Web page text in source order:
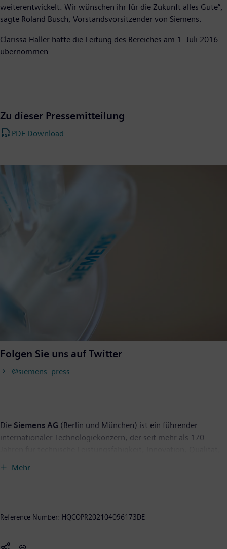
weiterentwickelt. Wir wünschen ihr für die Zukunft alles Gute“,
sagte Roland Busch, Vorstandsvorsitzender von Siemens.
Clarissa Haller hatte die Leitung des Bereiches am 1. Juli 2016
übernommen.
Zu dieser Pressemitteilung
PDF Download
Folgen Sie uns auf Twitter
@siemens_press
Die Siemens AG (Berlin und München) ist ein führender
internationaler Technologiekonzern, der seit mehr als 170
Zuverlässigkeit und Internationalität steht. Das Unternehmen
verbindet die physische und digitale Welt — mit dem Anspruch,
Mehr
Reference Number: HQCOPR202104096173DE